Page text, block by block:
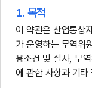
1. 목적
이 약관은 산업통상
가 운영하는 무역위
용조건 및 절차, 무
에 관한 사항과 기타